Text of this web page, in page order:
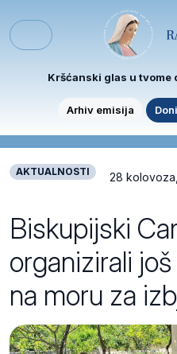
Menu
Kršćanski glas u tvome
Arhiv emisija
AKTUALNOSTI 28
Biskupijski
organizirali
na moru za